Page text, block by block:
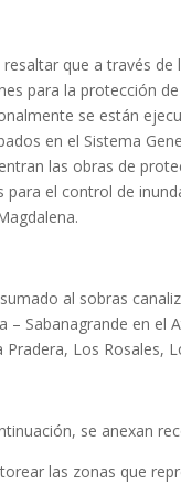
resaltar que a través
para la protección
se están
en el Sistema
las obras de
para el control de
al sobras
– Sabanagrande en el
Pradera, Los Rosales,
se anexan
las zonas que